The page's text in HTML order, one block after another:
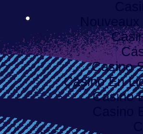
Casino
Casino En
Casino